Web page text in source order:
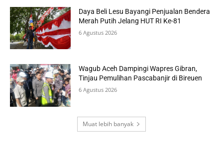
Daya Beli Lesu Bayangi Penjualan Bendera
Merah Putih Jelang HUT RI Ke-81
6 Agustus 2026
Wagub Aceh Dampingi Wapres Gibran,
Tinjau Pemulihan Pascabanjir di Bireuen
6 Agustus 2026
Muat lebih banyak